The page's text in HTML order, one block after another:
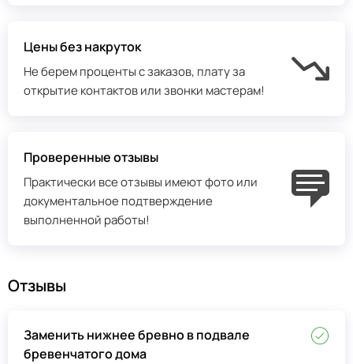
Цены без накруток
Не берем проценты с заказов, плату за
открытие контактов или звонки мастерам!
Проверенные отзывы
Практически все отзывы имеют фото или
документальное подтверждение
выполненной работы!
Отзывы
Заменить нижнее бревно в подвале
бревенчатого дома